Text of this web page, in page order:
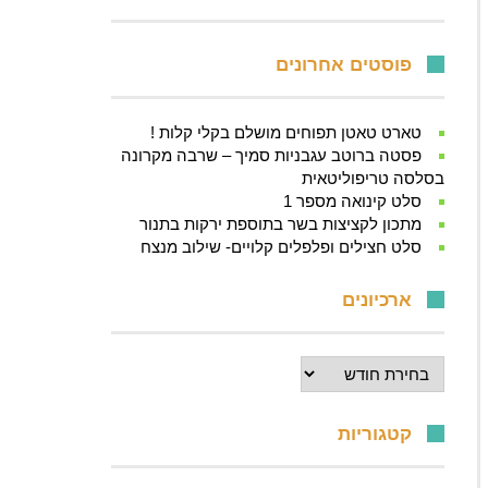
פוסטים אחרונים
טארט טאטן תפוחים מושלם בקלי קלות !
פסטה ברוטב עגבניות סמיך – שרבה מקרונה
בסלסה טריפוליטאית
סלט קינואה מספר 1
מתכון לקציצות בשר בתוספת ירקות בתנור
סלט חצילים ופלפלים קלויים- שילוב מנצח
ארכיונים
ארכיונים
קטגוריות